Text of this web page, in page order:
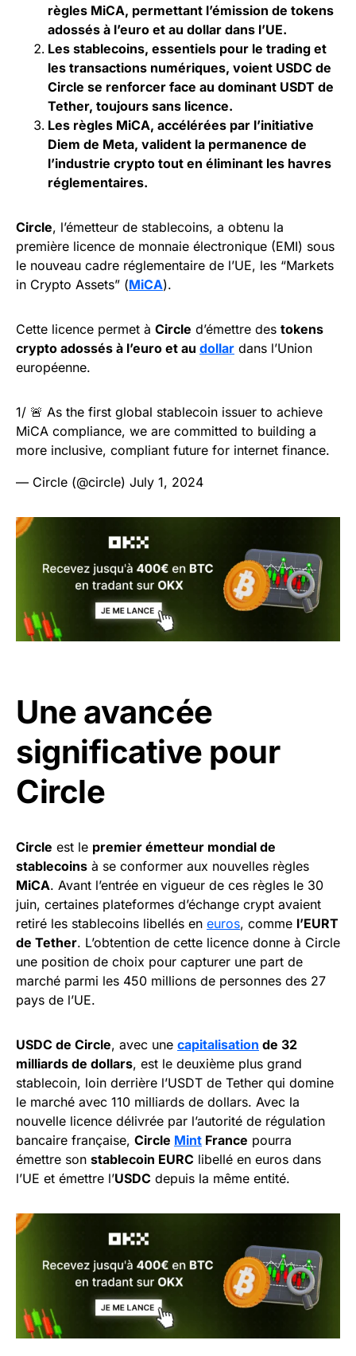
règles MiCA, permettant l’émission de tokens
adossés à l’euro et au dollar dans l’UE.
Les stablecoins, essentiels pour le trading et
les transactions numériques, voient USDC de
Circle se renforcer face au dominant USDT de
Tether, toujours sans licence.
Les règles MiCA, accélérées par l’initiative
Diem de Meta, valident la permanence de
l’industrie crypto tout en éliminant les havres
réglementaires.
Circle, l’émetteur de stablecoins, a obtenu la
première licence de monnaie électronique (EMI) sous
le nouveau cadre réglementaire de l’UE, les “Markets
in Crypto Assets” (MiCA).
Cette licence permet à Circle d’émettre des tokens
crypto adossés à l’euro et au dollar dans l’Union
européenne.
1/ 🚨 As the first global stablecoin issuer to achieve
MiCA compliance, we are committed to building a
more inclusive, compliant future for internet finance.
— Circle (@circle) July 1, 2024
Une avancée
significative pour
Circle
Circle est le premier émetteur mondial de
stablecoins à se conformer aux nouvelles règles
MiCA. Avant l’entrée en vigueur de ces règles le 30
juin, certaines plateformes d’échange crypt avaient
retiré les stablecoins libellés en euros, comme l’EURT
de Tether. L’obtention de cette licence donne à Circle
une position de choix pour capturer une part de
marché parmi les 450 millions de personnes des 27
pays de l’UE.
USDC de Circle, avec une capitalisation de 32
milliards de dollars, est le deuxième plus grand
stablecoin, loin derrière l’USDT de Tether qui domine
le marché avec 110 milliards de dollars. Avec la
nouvelle licence délivrée par l’autorité de régulation
bancaire française, Circle Mint France pourra
émettre son stablecoin EURC libellé en euros dans
l’UE et émettre l’USDC depuis la même entité.